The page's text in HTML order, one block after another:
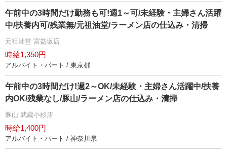
午前中の3時間だけ勤務も可!週1～可/未経験・主婦さん活躍
中/扶養内可/残業無/元祖油堂/ラーメン店の仕込み・清掃
元祖油堂 宮益坂店
時給1,350円
アルバイト・パート / 東京都
午前中の3時間だけ!週2～OK/未経験・主婦さん活躍中/扶養
内OK/残業なし/豚山/ラーメン店の仕込み・清掃
豚山 武蔵小杉店
時給1,400円
アルバイト・パート / 神奈川県